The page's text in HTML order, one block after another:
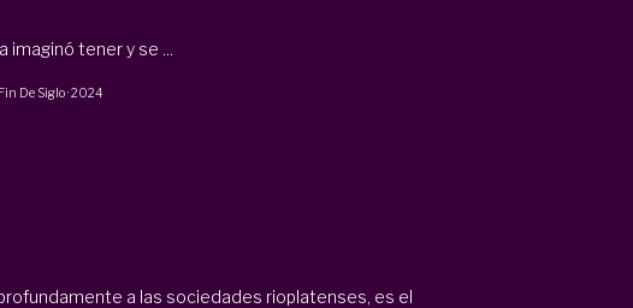
imaginó tener y se ...
Fin De Siglo·2024
a las sociedades rioplatenses, es el